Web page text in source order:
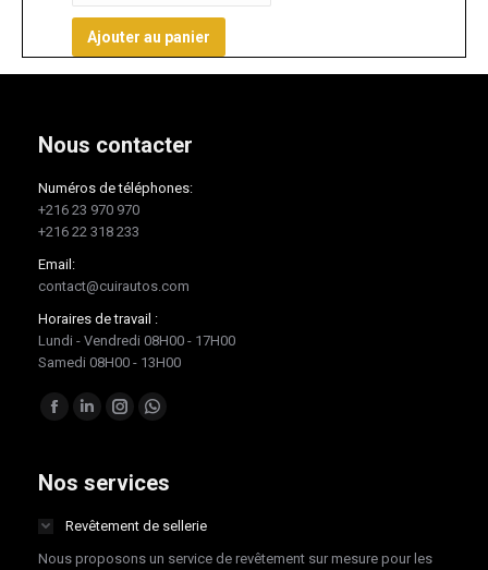
Ajouter au panier
Nous contacter
Numéros de téléphones:
+216 23 970 970
+216 22 318 233
Email:
contact@cuirautos.com
Horaires de travail :
Lundi - Vendredi 08H00 - 17H00
Samedi 08H00 - 13H00
Trouvez nous sur :
Facebook
opens
new
window
LinkedIn
opens
new
window
Instagram
opens
new
window
Whatsapp
opens
new
window
Nos services
Revêtement de sellerie
Nous proposons un service de revêtement sur mesure pour les